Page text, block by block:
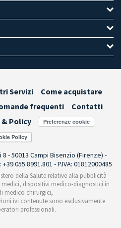
Servizi
Come acquistare
frequenti
Contatti
& Policy Preferenze cookie
8 - 50013 Campi Bisenzio (Firenze) -
+39 055.8991.801 - P.IVA: 01812000485
della Salute relative alla pubblicità
dispositivi medico-diagnostici in
medico chirurgici,
ivi contenute sono esclusivamente
professionali.